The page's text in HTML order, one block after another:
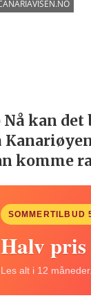
SOMMERTILBUD
Halv pris
Les alt i 12